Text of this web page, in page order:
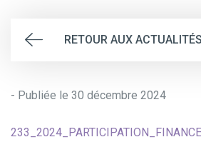
RETOUR AUX ACTUALITÉS
- Publiée le 30 décembre 2024